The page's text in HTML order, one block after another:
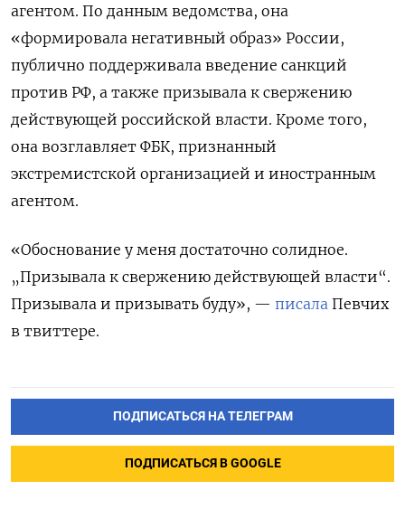
агентом. По данным ведомства, она
«формировала негативный образ» России,
публично поддерживала введение санкций
против РФ, а также призывала к свержению
действующей российской власти. Кроме того,
она возглавляет ФБК, признанный
экстремистской организацией и иностранным
агентом.
«Обоснование у меня достаточно солидное.
„Призывала к свержению действующей власти“.
Призывала и призывать буду», — писала Певчих
в твиттере.
ПОДПИСАТЬСЯ НА ТЕЛЕГРАМ
ПОДПИСАТЬСЯ В GOOGLE